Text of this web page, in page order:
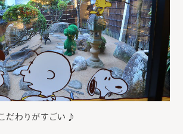
だわりがすごい♪